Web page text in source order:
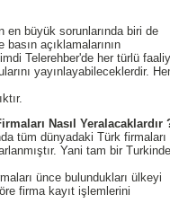
en büyük sorunlarında biri de
açıklamalarının
Telerehber'de her türlü
yayınlayabileceklerdir.
Nasıl Yeralacaklardır
tüm dünyadaki Türk firmaları
Yani tam bir
ünce bulundukları ülkeyi
firma kayıt işlemlerini